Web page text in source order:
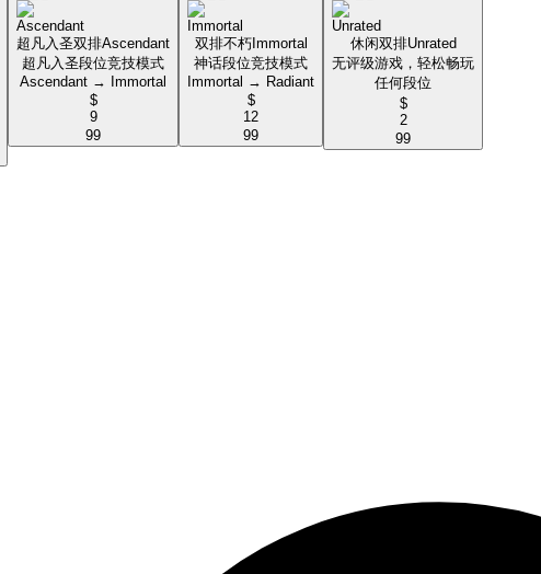
超凡入圣双排Ascendant
超凡入圣段位竞技模式
Ascendant → Immortal
$
9
99
双排不朽Immortal
神话段位竞技模式
Immortal → Radiant
$
12
99
休闲双排Unrated
无评级游戏，轻松畅玩
任何段位
$
2
99